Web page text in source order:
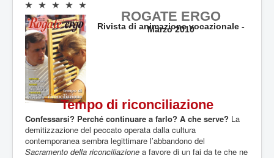
V
a
l
u
t
a
z
o
n
e
a
t
t
ROGATE ERGO
Rivista di animazione vocazionale -
Marzo 2010
Tempo di riconciliazione
Confessarsi? Perché continuare a farlo? A che serve? La
demitizzazione del peccato operata dalla cultura
contemporanea sembra legittimare l’abbandono del
Sacramento della riconciliazione a favore di un fai da te che ne